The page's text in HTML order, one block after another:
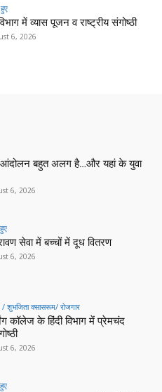
में व्यास पूजन व राष्ट्रीय संगोष्ठी
6, 2026
बहुत अलग है…और यहां के युवा
6, 2026
सेवा में बच्चों में दूध वितरण
6, 2026
/ शुभजिता क्सासरूम/ रोजगार
कॉलेज के हिंदी विभाग में प्रेमचंद
6, 2026